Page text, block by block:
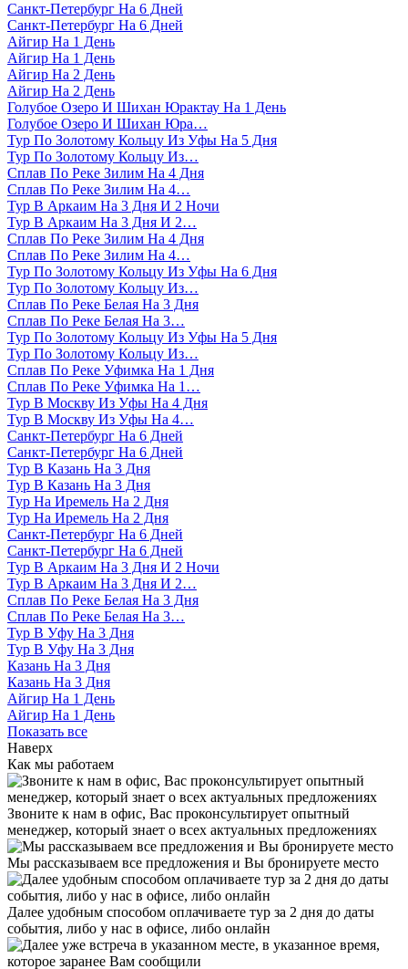
Санкт-Петербург На 6 Дней
Санкт-Петербург На 6 Дней
Айгир На 1 День
Айгир На 1 День
Айгир На 2 День
Айгир На 2 День
Голубое Озеро И Шихан Юрактау На 1 День
Голубое Озеро И Шихан Юра…
Тур По Золотому Кольцу Из Уфы На 5 Дня
Тур По Золотому Кольцу Из…
Сплав По Реке Зилим На 4 Дня
Сплав По Реке Зилим На 4…
Тур В Аркаим На 3 Дня И 2 Ночи
Тур В Аркаим На 3 Дня И 2…
Сплав По Реке Зилим На 4 Дня
Сплав По Реке Зилим На 4…
Тур По Золотому Кольцу Из Уфы На 6 Дня
Тур По Золотому Кольцу Из…
Сплав По Реке Белая На 3 Дня
Сплав По Реке Белая На 3…
Тур По Золотому Кольцу Из Уфы На 5 Дня
Тур По Золотому Кольцу Из…
Сплав По Реке Уфимка На 1 Дня
Сплав По Реке Уфимка На 1…
Тур В Москву Из Уфы На 4 Дня
Тур В Москву Из Уфы На 4…
Санкт-Петербург На 6 Дней
Санкт-Петербург На 6 Дней
Тур В Казань На 3 Дня
Тур В Казань На 3 Дня
Тур На Иремель На 2 Дня
Тур На Иремель На 2 Дня
Санкт-Петербург На 6 Дней
Санкт-Петербург На 6 Дней
Тур В Аркаим На 3 Дня И 2 Ночи
Тур В Аркаим На 3 Дня И 2…
Сплав По Реке Белая На 3 Дня
Сплав По Реке Белая На 3…
Тур В Уфу На 3 Дня
Тур В Уфу На 3 Дня
Казань На 3 Дня
Казань На 3 Дня
Айгир На 1 День
Айгир На 1 День
Показать все
Наверх
Как мы работаем
Звоните к нам в офис, Вас проконсультирует опытный
менеджер, который знает о всех актуальных предложениях
Мы рассказываем все предложения и Вы бронируете место
Далее удобным способом оплачиваете тур за 2 дня до даты
события, либо у нас в офисе, либо онлайн